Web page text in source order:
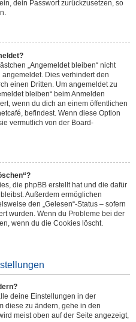
dein Passwort zurückzusetzen, so
„Angemeldet bleiben“ nicht
Dies verhindert den
einen Dritten. Um angemeldet zu
bleiben“ beim Anmelden
wenn du dich an einem öffentlichen
befindest. Wenn diese Option
vermutlich von der Board-
die phpBB erstellt hat und die dafür
Außerdem ermöglichen
den „Gelesen“-Status – sofern
wurden. Wenn du Probleme bei der
wenn du die Cookies löscht.
deine Einstellungen in der
diese zu ändern, gehe in den
meist oben auf der Seite angezeigt,